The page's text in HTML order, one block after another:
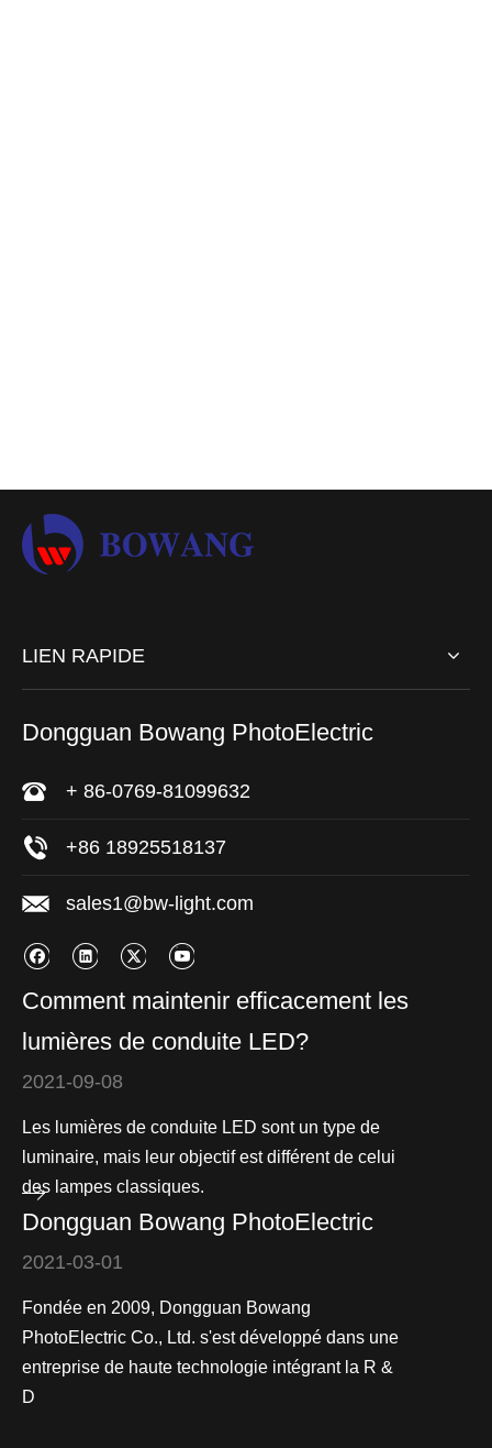
LIEN RAPIDE
Dongguan Bowang PhotoElectric
+ 86-0769-81099632
+86 18925518137
sales1@bw-light.com
Comment maintenir efficacement les
lumières de conduite LED?
2021-09-08
Les lumières de conduite LED sont un type de
luminaire, mais leur objectif est différent de celui
des lampes classiques.
Dongguan Bowang PhotoElectric
2021-03-01
Fondée en 2009, Dongguan Bowang
PhotoElectric Co., Ltd. s'est développé dans une
entreprise de haute technologie intégrant la R &
D